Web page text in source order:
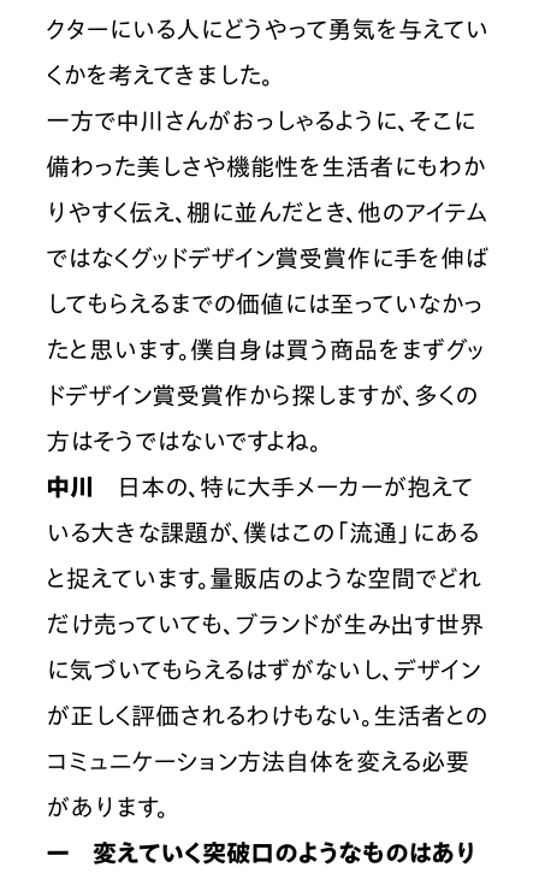
クターにいる人にどうやって勇気を与えてい
くかを考えてきました。
一方で中川さんがおっしゃるように、そこに
備わった美しさや機能性を生活者にもわか
りやすく伝え、棚に並んだとき、他のアイテム
ではなくグッドデザイン賞受賞作に手を伸ば
してもらえるまでの価値には至っていなかっ
たと思います。僕自身は買う商品をまずグッ
ドデザイン賞受賞作から探しますが、多くの
方はそうではないですよね。
中川
日本の、特に大手メーカーが抱えて
いる大きな課題が、僕はこの「流通」にある
と捉えています。量販店のような空間でどれ
だけ売っていても、ブランドが生み出す世界
に気づいてもらえるはずがないし、デザイン
が正しく評価されるわけもない。生活者との
コミュニケーション方法自体を変える必要
があります。
ー　変えていく突破口のようなものはあり